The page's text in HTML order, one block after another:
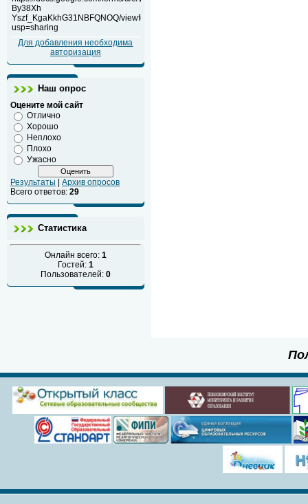
Для добавления необходима
авторизация
Наш опрос
Оцените мой сайт
Отлично
Хорошо
Неплохо
Плохо
Ужасно
Результаты
Архив опросов
Всего ответов: 29
Статистика
Онлайн всего: 1
Гостей: 1
Пользователей: 0